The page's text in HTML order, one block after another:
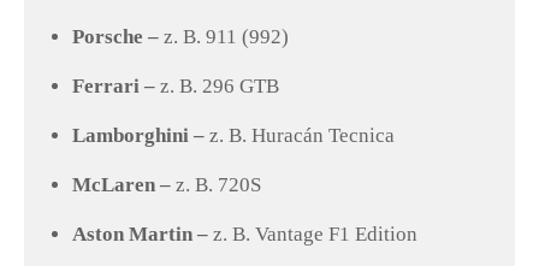
Porsche – z. B. 911 (992)
Ferrari – z. B. 296 GTB
Lamborghini – z. B. Huracán Tecnica
McLaren – z. B. 720S
Aston Martin – z. B. Vantage F1 Edition